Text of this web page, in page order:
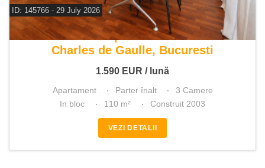
ID: 145766 - 29 July 2026
De inchiriat apartament 3 camere
Charles de Gaulle, Bucuresti
1.590 EUR / lună
Apartament Parter înalt
3 Camere
In bloc
110 m² Construit 2003
VEZI DETALII